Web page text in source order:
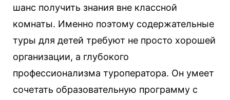
шанс получить знания вне классной
комнаты. Именно поэтому содержательные
туры для детей требуют не просто хорошей
организации, а глубокого
профессионализма туроператора. Он умеет
сочетать образовательную программу с